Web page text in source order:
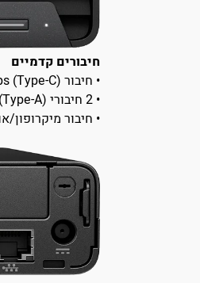
חיבורים קדמיים
• חיבור USB 20Gbps (Type-C)
• 2 חיבורי USB 5Gbps (Type-A)
• חיבור מיקרופון/